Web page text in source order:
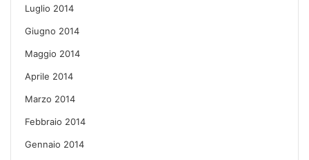
Luglio 2014
Giugno 2014
Maggio 2014
Aprile 2014
Marzo 2014
Febbraio 2014
Gennaio 2014